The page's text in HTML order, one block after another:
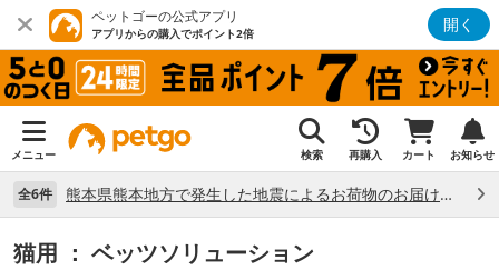
ペットゴーの公式アプリ
アプリからの購入でポイント2倍 開く
メニュー 検索 再購入 カート お知らせ
全6件 熊本県熊本地方で発生した地震によるお荷物のお届け状況について （7/28）
猫用 ： ベッツソリューション